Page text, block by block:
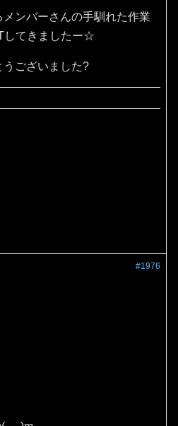
ンバーさんの手馴れた作業
してきましたー☆
ございました?
#1976